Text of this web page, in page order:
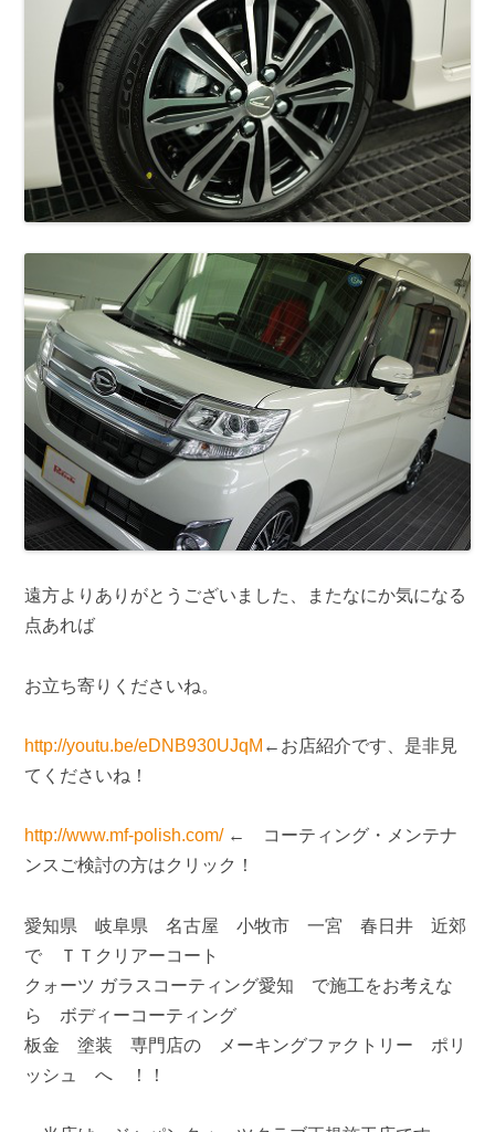
遠方よりありがとうございました、またなにか気になる
点あれば
お立ち寄りくださいね。
http://youtu.be/eDNB930UJqM ←お店紹介です、是非見
てくださいね！
http://www.mf-polish.com/ ← コーティング・メンテナ
ンスご検討の方はクリック！
愛知県 岐阜県 名古屋 小牧市 一宮 春日井 近郊
で ＴＴクリアーコート
クォーツ ガラスコーティング愛知 で施工をお考えな
ら ボディーコーティング
板金 塗装 専門店の メーキングファクトリー ポリ
ッシュ へ ！！